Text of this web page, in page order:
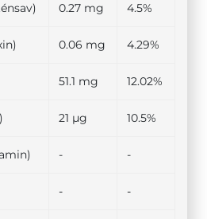
0.27 mg 4.5%
0.06 mg 4.29%
51.1 mg 12.02%
21 µg 10.5%
- -
- -